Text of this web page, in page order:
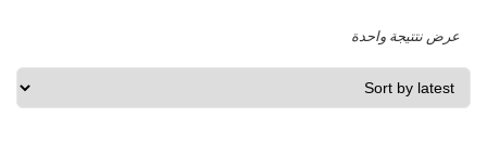
عرض نتتيجة واحدة